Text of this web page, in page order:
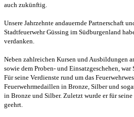
auch zukünftig.
Unsere Jahrzehnte andauernde Partnerschaft
Stadtfeuerwehr Güssing im Südburgenland
verdanken.
Neben zahlreichen Kursen und Ausbildungen
sowie dem Proben- und Einsatzgeschehen,
Für seine Verdienste rund um das
Feuerwehrmedaillen in Bronze, Silber und
in Bronze und Silber. Zuletzt wurde er für
geehrt.